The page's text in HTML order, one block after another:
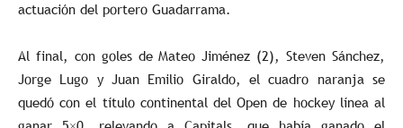
actuación del portero Guadarrama.
Al final, con goles de Mateo Jiménez (2), Steven Sánchez,
Jorge Lugo y Juan Emilio Giraldo, el cuadro naranja se
quedó con el título continental del Open de hockey línea al